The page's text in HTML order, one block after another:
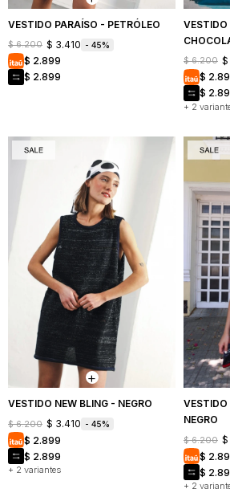
VESTIDO PARAÍSO - PETRÓLEO
$ 6.200 $ 3.410 45
$ 2.899
$ 2.899
VESTIDO
+ 2
$ 6.200 $
$
$
VESTIDO NEW BLING - NEGRO
+ 2 variantes
$ 6.200 $ 3.410 45
$ 2.899
$ 2.899
VESTIDO
NEGRO
+ 2
$ 6.200 $
$
$